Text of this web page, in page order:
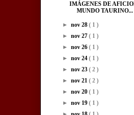
IMÁGENES DE
MUNDO TAURINO...
► nov 28 ( 1 )
► nov 27 ( 1 )
► nov 26 ( 1 )
► nov 24 ( 1 )
► nov 23 ( 2 )
► nov 21 ( 2 )
► nov 20 ( 1 )
► nov 19 ( 1 )